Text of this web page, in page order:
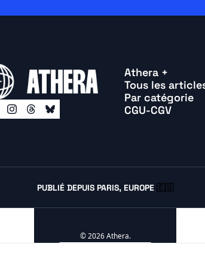
Athera +
Tous les
Par catégorie
CGU-CGV
PUBLIÉ DEPUIS PARIS, EUROPE 🇪🇺
© 2026 Athera.